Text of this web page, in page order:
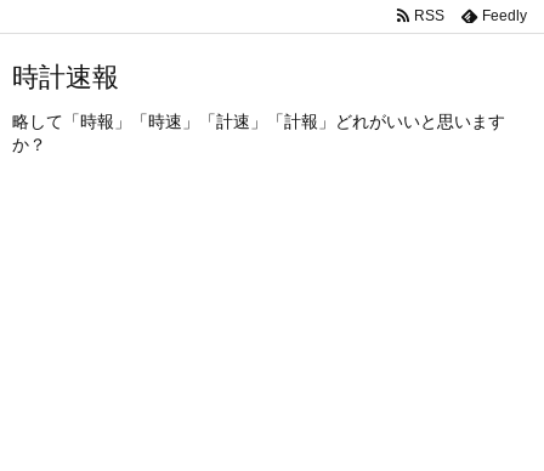
時計速報
略して「時報」「時速」「計速」「計報」どれがいいと思います
か？
RSS Feedly